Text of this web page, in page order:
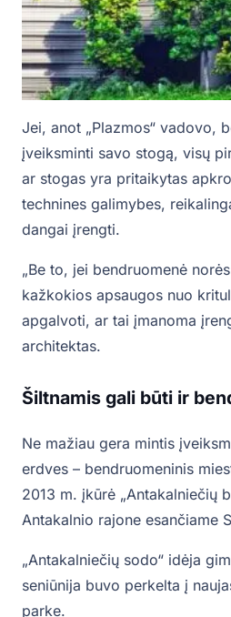
Jei, anot „Plazmos“ vadovo,
įveiksminti savo stogą, visų
ar stogas yra pritaikytas
technines galimybes,
dangai įrengti.
„Be to, jei bendruomenė
kažkokios apsaugos nuo
apgalvoti, ar tai įmanoma
architektas.
Šiltnamis gali būti ir
Ne mažiau gera mintis
erdves – bendruomeninis
2013 m. įkūrė „Antakalniečių
Antakalnio rajone esančiame
„Antakalniečių sodo“ idėja
seniūnija buvo perkelta į
parke.